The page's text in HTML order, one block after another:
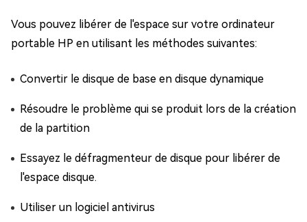
Vous pouvez libérer de l'espace sur votre ordinateur
portable HP en utilisant les méthodes suivantes:
Convertir le disque de base en disque dynamique
Résoudre le problème qui se produit lors de la création
de la partition
Essayez le défragmenteur de disque pour libérer de
l'espace disque.
Utiliser un logiciel antivirus